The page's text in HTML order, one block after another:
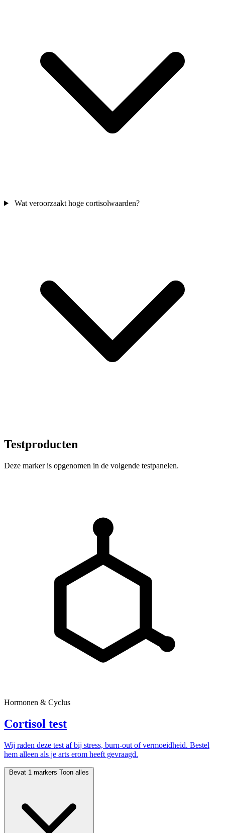
Wat veroorzaakt hoge cortisolwaarden?
Testproducten
Deze marker is opgenomen in de volgende testpanelen.
Hormonen & Cyclus
Cortisol test
Wij raden deze test af bij stress, burn-out of vermoeidheid. Bestel
hem alleen als je arts erom heeft gevraagd.
Bevat 1 markers Toon alles